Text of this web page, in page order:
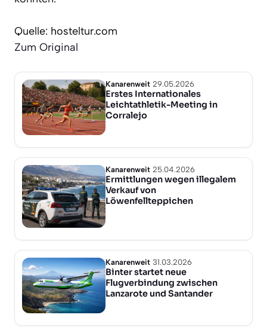
Quelle: hosteltur.com
Zum Original
Kanarenweit 29.05.2026
Erstes Internationales
Leichtathletik-Meeting in
Corralejo
Kanarenweit 25.04.2026
Ermittlungen wegen illegalem
Verkauf von
Löwenfellteppichen
Kanarenweit 31.03.2026
Binter startet neue
Flugverbindung zwischen
Lanzarote und Santander